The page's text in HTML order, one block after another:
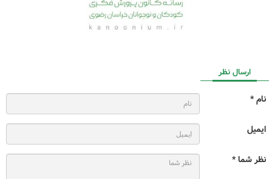
ارسال نظر
نام *
ایمیل
نظر شما *